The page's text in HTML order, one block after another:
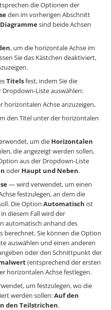
die Optionen der
den im vorherigen Abschnitt
sind beide Achsen
, um die horizontale Achse im
Sie das Kästchen deaktiviert,
Titelsfest, indem Sie die
Liste auswählen:
horizontalen Achse anzuzeigen,
den Titel unter der horizontalen
um die Horizontalen
die angezeigt werden sollen,
aus der Dropdown-Liste
oder Haupt und Neben.
— wird verwendet, um einen
festzulegen, an dem die
Die Option Automatisch ist
diesem Fall wird der
automatisch anhand des
berechnet. Sie können die Option
auswählen und einen anderen
oder den Schnittpunkt der
(entsprechend der ersten
horizontalen Achse festlegen.
um festzulegen, wo die
werden sollen:Auf den
den Teilstrichen.